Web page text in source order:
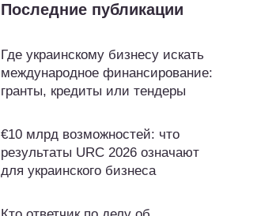
Последние публикации
Где украинскому бизнесу искать
международное финансирование:
гранты, кредиты или тендеры
€10 млрд возможностей: что
результаты URC 2026 означают
для украинского бизнеса